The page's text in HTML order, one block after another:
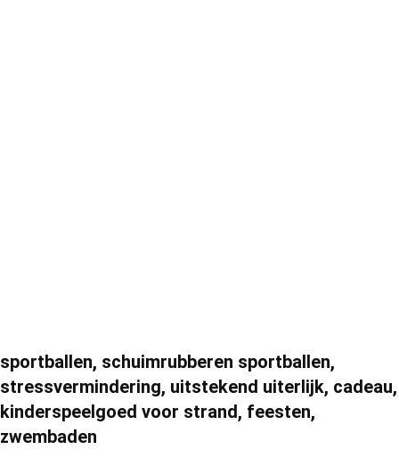
sportballen, schuimrubberen sportballen,
stressvermindering, uitstekend uiterlijk, cadeau,
kinderspeelgoed voor strand, feesten,
zwembaden